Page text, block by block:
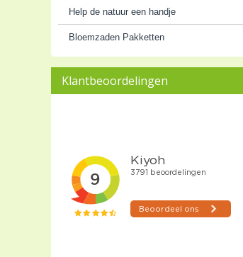
Help de natuur een handje
Bloemzaden Pakketten
Klantbeoordelingen